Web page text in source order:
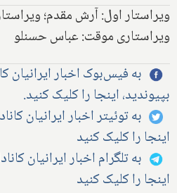
ویراستار اول: آرش مقدم؛
ویراستاری موقت: عباس حسنلو
به فیس‌بوک اخبار ایرانیان
بپیوندید، اینجا را کلیک کنید.
به توئیتر اخبار ایرانیان
اینجا را کلیک کنید
به تلگرام اخبار ایرانیان
اینجا را کلیک کنید